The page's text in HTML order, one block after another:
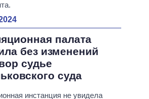
палата
без изменений
судье
суда
инстанция не увидела